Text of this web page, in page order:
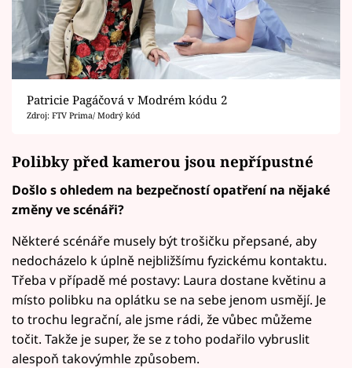
Patricie Pagáčová v Modrém kódu 2
Zdroj: FTV Prima/ Modrý kód
Polibky před kamerou jsou nepřípustné
Došlo s ohledem na bezpečností opatření na nějaké
změny ve scénáři?
Některé scénáře musely být trošičku přepsané, aby
nedocházelo k úplně nejbližšímu fyzickému kontaktu.
Třeba v případě mé postavy: Laura dostane květinu a
místo polibku na oplátku se na sebe jenom usmějí. Je
to trochu legrační, ale jsme rádi, že vůbec můžeme
točit. Takže je super, že se z toho podařilo vybruslit
alespoň takovýmhle způsobem.